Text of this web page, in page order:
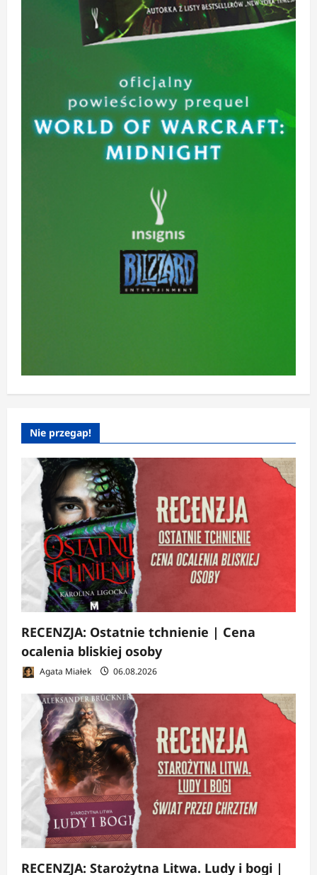
Nie przegap!
RECENZJA: Ostatnie tchnienie | Cena
ocalenia bliskiej osoby
Agata Miałek 06.08.2026
RECENZJA: Starożytna Litwa. Ludy i bogi |